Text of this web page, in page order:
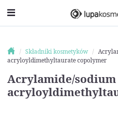
Składniki kosmetyków
acryloyldimethyltaurate copolymer
Acrylamide/sodium